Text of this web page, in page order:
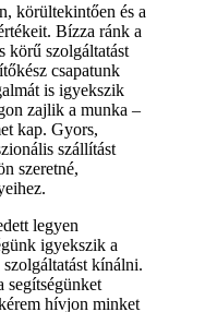
körültekintően és a
Bízza ránk a
körű szolgáltatást
csapatunk
is igyekszik
zajlik a munka –
kap. Gyors,
szállítást
szeretné,
legyen
igyekszik a
kínálni.
segítségünket
hívjon minket